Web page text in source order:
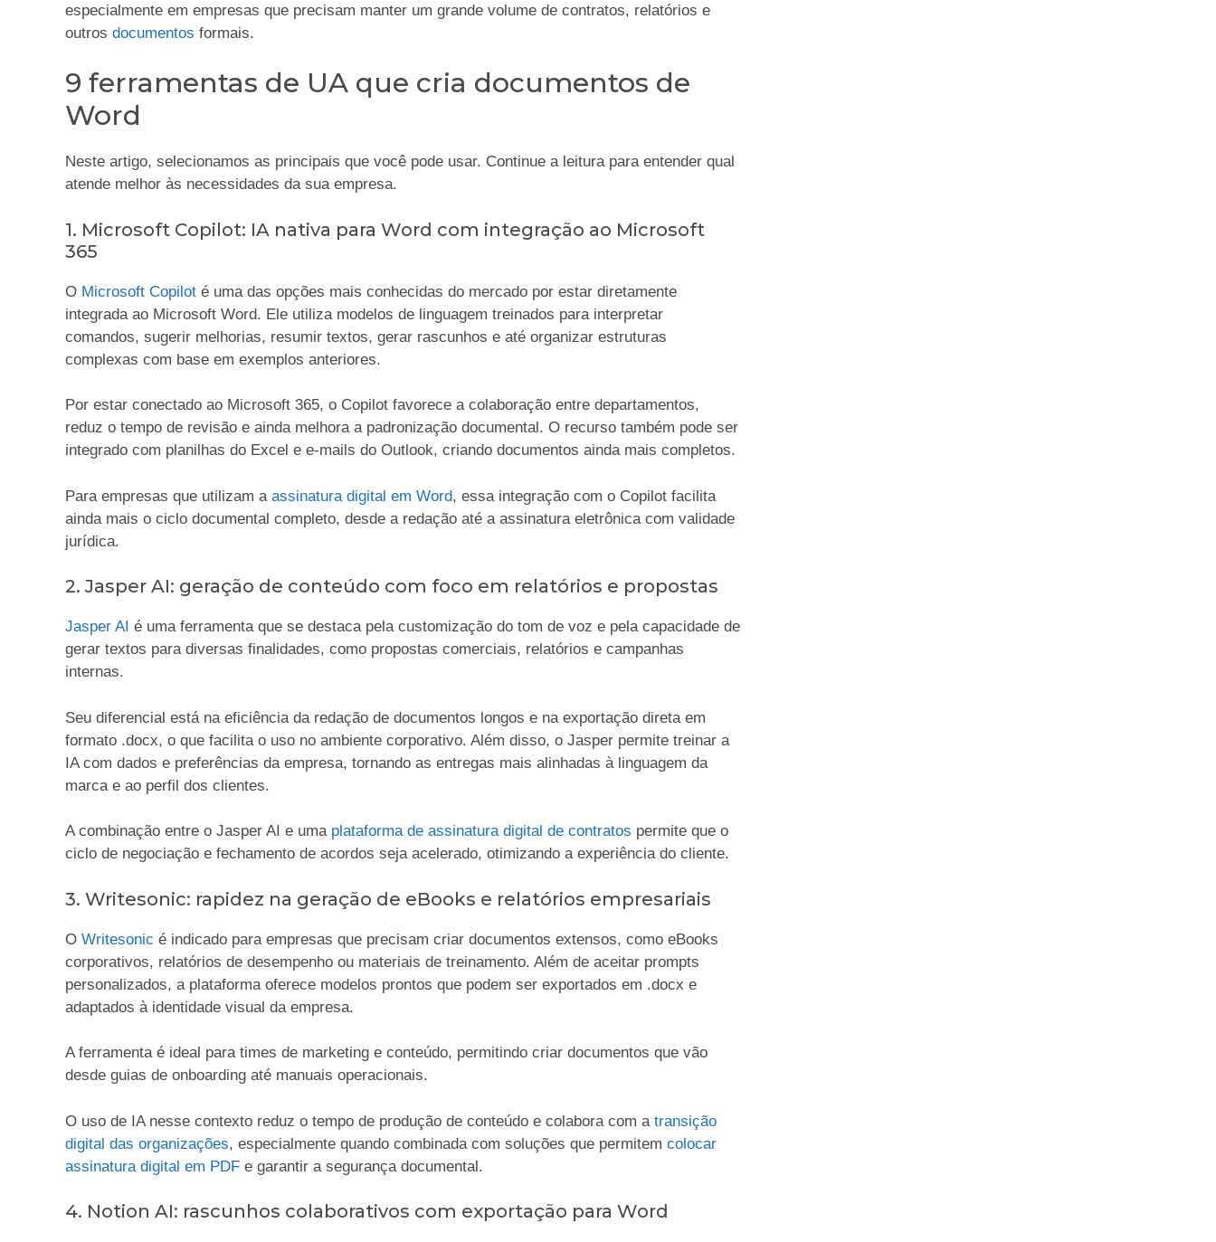
especialmente em empresas que precisam manter um grande volume de contratos, relatórios e
outros documentos formais.
9 ferramentas de UA que cria documentos de
Word
Neste artigo, selecionamos as principais que você pode usar. Continue a leitura para entender qual
atende melhor às necessidades da sua empresa.
1. Microsoft Copilot: IA nativa para Word com integração ao Microsoft
365
O Microsoft Copilot é uma das opções mais conhecidas do mercado por estar diretamente
integrada ao Microsoft Word. Ele utiliza modelos de linguagem treinados para interpretar
comandos, sugerir melhorias, resumir textos, gerar rascunhos e até organizar estruturas
complexas com base em exemplos anteriores.
Por estar conectado ao Microsoft 365, o Copilot favorece a colaboração entre departamentos,
reduz o tempo de revisão e ainda melhora a padronização documental. O recurso também pode ser
integrado com planilhas do Excel e e-mails do Outlook, criando documentos ainda mais completos.
Para empresas que utilizam a assinatura digital em Word, essa integração com o Copilot facilita
ainda mais o ciclo documental completo, desde a redação até a assinatura eletrônica com validade
jurídica.
2. Jasper AI: geração de conteúdo com foco em relatórios e propostas
Jasper AI é uma ferramenta que se destaca pela customização do tom de voz e pela capacidade de
gerar textos para diversas finalidades, como propostas comerciais, relatórios e campanhas
internas.
Seu diferencial está na eficiência da redação de documentos longos e na exportação direta em
formato .docx, o que facilita o uso no ambiente corporativo. Além disso, o Jasper permite treinar a
IA com dados e preferências da empresa, tornando as entregas mais alinhadas à linguagem da
marca e ao perfil dos clientes.
A combinação entre o Jasper AI e umaplataforma de assinatura digital de contratos permite que o
ciclo de negociação e fechamento de acordos seja acelerado, otimizando a experiência do cliente.
3. Writesonic: rapidez na geração de eBooks e relatórios empresariais
O Writesonic é indicado para empresas que precisam criar documentos extensos, como eBooks
corporativos, relatórios de desempenho ou materiais de treinamento. Além de aceitar prompts
personalizados, a plataforma oferece modelos prontos que podem ser exportados em .docx e
adaptados à identidade visual da empresa.
A ferramenta é ideal para times de marketing e conteúdo, permitindo criar documentos que vão
desde guias de onboarding até manuais operacionais.
O uso de IA nesse contexto reduz o tempo de produção de conteúdo e colabora com a transição
digital das organizações, especialmente quando combinada com soluções que permitem colocar
assinatura digital em PDF e garantir a segurança documental.
4. Notion AI: rascunhos colaborativos com exportação para Word